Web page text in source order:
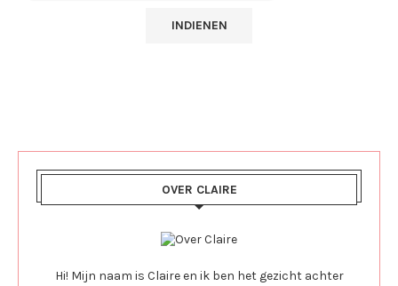
OVER CLAIRE
Hi! Mijn naam is Claire en ik ben het gezicht achter